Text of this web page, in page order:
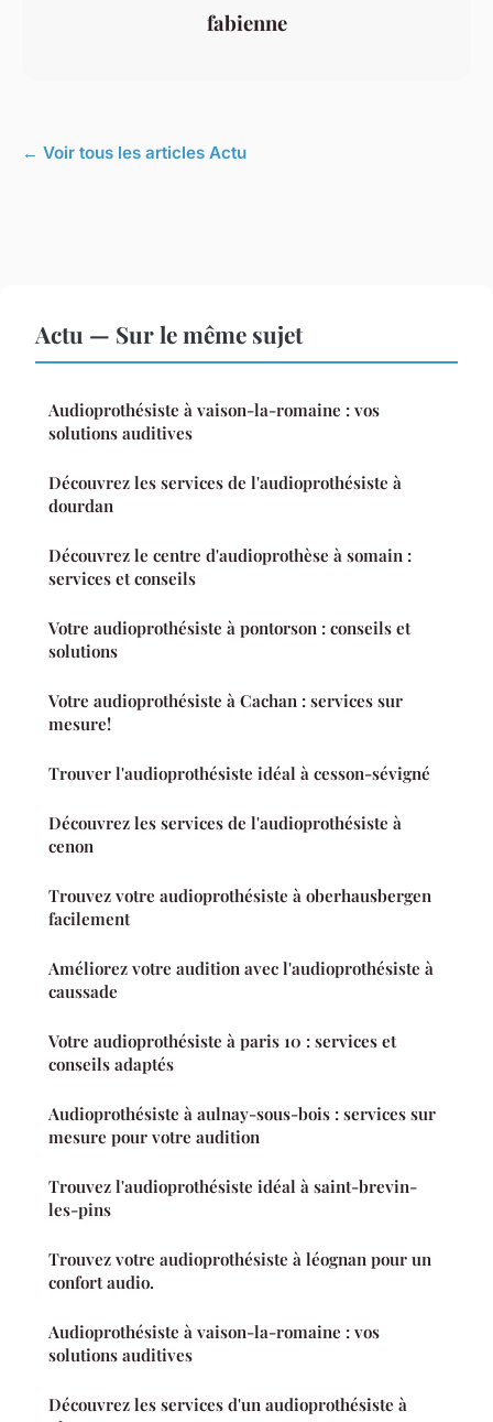
fabienne
← Voir tous les articles Actu
Actu — Sur le même sujet
Audioprothésiste à vaison-la-romaine : vos
solutions auditives
Découvrez les services de l'audioprothésiste à
dourdan
Découvrez le centre d'audioprothèse à somain :
services et conseils
Votre audioprothésiste à pontorson : conseils et
solutions
Votre audioprothésiste à Cachan : services sur
mesure!
Trouver l'audioprothésiste idéal à cesson-sévigné
Découvrez les services de l'audioprothésiste à
cenon
Trouvez votre audioprothésiste à oberhausbergen
facilement
Améliorez votre audition avec l'audioprothésiste à
caussade
Votre audioprothésiste à paris 10 : services et
conseils adaptés
Audioprothésiste à aulnay-sous-bois : services sur
mesure pour votre audition
Trouvez l'audioprothésiste idéal à saint-brevin-
les-pins
Trouvez votre audioprothésiste à léognan pour un
confort audio.
Audioprothésiste à vaison-la-romaine : vos
solutions auditives
Découvrez les services d'un audioprothésiste à